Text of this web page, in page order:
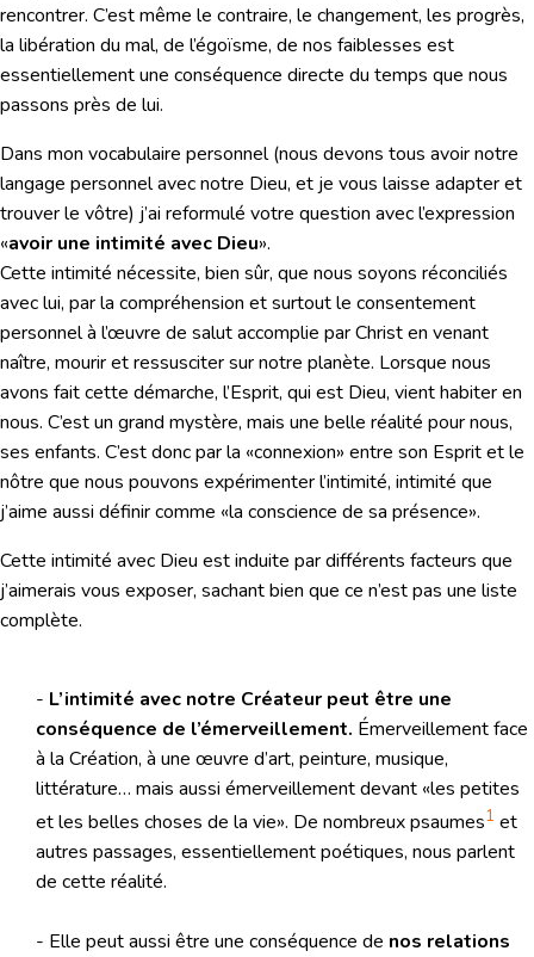
rencontrer. C’est même le contraire, le changement, les progrès,
la libération du mal, de l’égoïsme, de nos faiblesses est
essentiellement une conséquence directe du temps que nous
passons près de lui.
Dans mon vocabulaire personnel (nous devons tous avoir notre
langage personnel avec notre Dieu, et je vous laisse adapter et
trouver le vôtre) j’ai reformulé votre question avec l’expression
«avoir une intimité avec Dieu».
Cette intimité nécessite, bien sûr, que nous soyons réconciliés
avec lui, par la compréhension et surtout le consentement
personnel à l’œuvre de salut accomplie par Christ en venant
naître, mourir et ressusciter sur notre planète. Lorsque nous
avons fait cette démarche, l’Esprit, qui est Dieu, vient habiter en
nous. C’est un grand mystère, mais une belle réalité pour nous,
ses enfants. C’est donc par la «connexion» entre son Esprit et le
nôtre que nous pouvons expérimenter l’intimité, intimité que
j’aime aussi définir comme «la conscience de sa présence».
Cette intimité avec Dieu est induite par différents facteurs que
j’aimerais vous exposer, sachant bien que ce n’est pas une liste
complète.
- L’intimité avec notre Créateur peut être une
conséquence de l’émerveillement. Émerveillement face
à la Création, à une œuvre d’art, peinture, musique,
littérature… mais aussi émerveillement devant «les petites
et les belles choses de la vie». De nombreux psaumes1 et
autres passages, essentiellement poétiques, nous parlent
de cette réalité.
- Elle peut aussi être une conséquence de nos relations